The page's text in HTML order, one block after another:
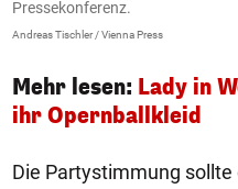
Pressekonferenz.
Andreas Tischler / Vienna Press
Mehr lesen: Lady in
ihr Opernballkleid
Die Partystimmung